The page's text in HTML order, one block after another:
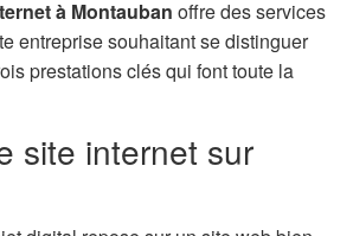
o
n
à Montauban offre des services
entreprise souhaitant se distinguer
prestations clés qui font toute la
site internet sur